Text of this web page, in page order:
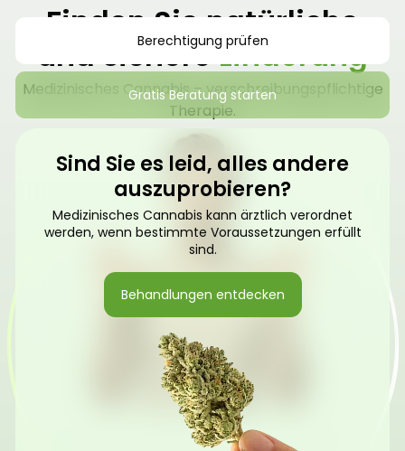
Finden Sie natürliche
und sichereLinderung
Medizinisches Cannabis – verschreibungspflichtige
Therapie.
Berechtigung prüfen
Gratis Beratung starten
Sind Sie es leid, alles andere
auszuprobieren?
Medizinisches Cannabis kann ärztlich verordnet
werden, wenn bestimmte Voraussetzungen erfüllt
sind.
Behandlungen entdecken